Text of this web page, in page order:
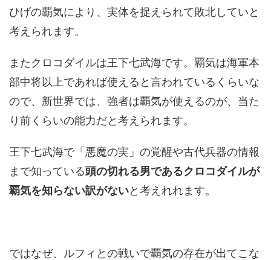
ひげの覇気により、実体を捉えられて敗北していと
考えられます。
またクロコダイルは王下七武海です。覇気は海軍本
部中将以上であれば使えると言われているくらいな
ので、新世界では、強者は覇気が使えるのが、当た
り前くらいの能力だと考えられます。
王下七武海で「悪魔の実」の覚醒や古代兵器の情報
まで知っている頭の切れる男であるクロコダイルが
覇気を知らない訳がないと考えれれます。
ではなぜ、ルフィとの戦いで覇気の存在が出てこな